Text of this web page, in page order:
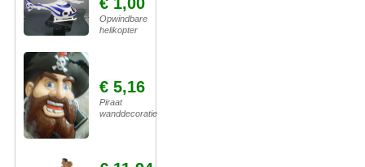
Opwindbare
helikopter
€ 5,16
Piraat
wanddecoratie